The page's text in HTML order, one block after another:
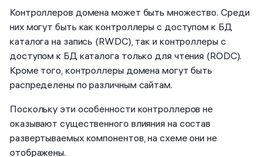
Контроллеров домена может быть множество. Среди
них могут быть как контроллеры с доступом к БД
каталога на запись (RWDC), так и контроллеры с
доступом к БД каталога только для чтения (RODC).
Кроме того, контроллеры домена могут быть
распределены по различным сайтам.
Поскольку эти особенности контроллеров не
оказывают существенного влияния на состав
развертываемых компонентов, на схеме они не
отображены.